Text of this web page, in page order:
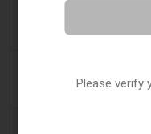
2FIRSTS | FDA 授权
扩展至初始决定之外
OP-ED：为什么渥太
Please verify